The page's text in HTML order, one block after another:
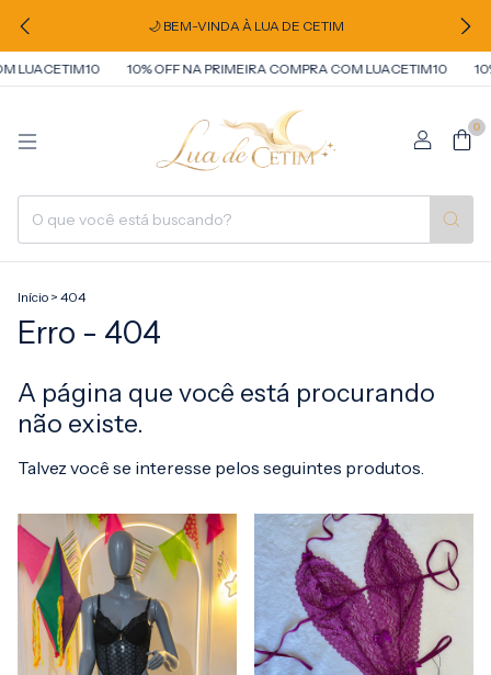
🌙 BEM-VINDA À LUA DE CETIM
LUACETIM10 10% OFF NA PRIMEIRA COMPRA COM LUACETIM10
0
Início > 404
Erro - 404
A página que você está procurando
não existe.
Talvez você se interesse pelos seguintes produtos.